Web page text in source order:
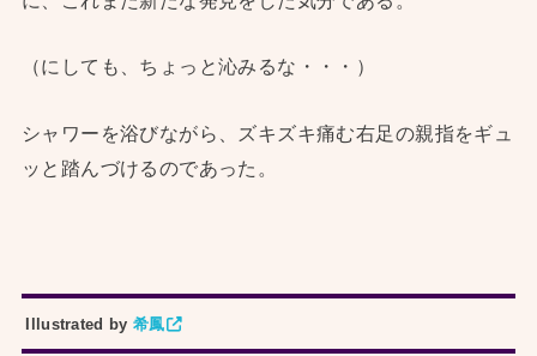
（にしても、ちょっと沁みるな・・・）
シャワーを浴びながら、ズキズキ痛む右足の親指をギュ
ッと踏んづけるのであった。
Illustrated by 希鳳